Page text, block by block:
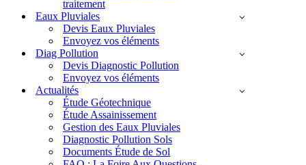
traitement
Eaux Pluviales
Devis Eaux Pluviales
Envoyez vos éléments
Diag Pollution
Devis Diagnostic Pollution
Envoyez vos éléments
Actualités
Étude Géotechnique
Étude Assainissement
Gestion des Eaux Pluviales
Diagnostic Pollution Sols
Documents Étude de Sol